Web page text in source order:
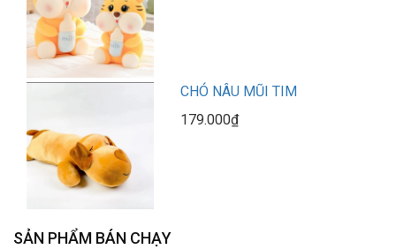
CHÓ NÂU MŨI TIM
179.000₫
SẢN PHẨM BÁN CHẠY